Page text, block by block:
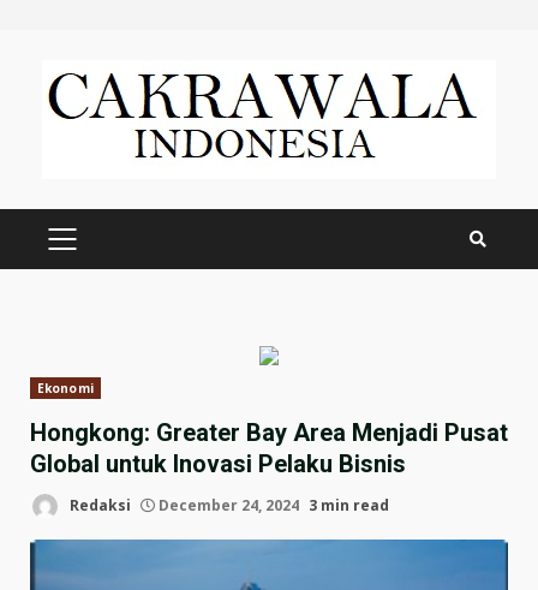
content
PRIMARY
Ekonomi
Hongkong: Greater Bay Area Menjadi Pusat
Global untuk Inovasi Pelaku Bisnis
Redaksi December 24, 2024 3 min read